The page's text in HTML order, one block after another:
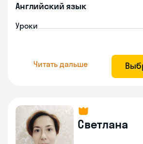
Английский язык
Уроки
Читать дальше
Светлана